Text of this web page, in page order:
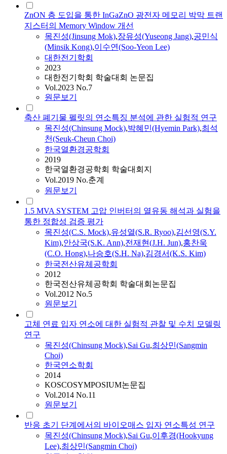
ZnON 층 도입을 통한 InGaZnO 광전자 메모리 박막 트랜
지스터의 Memory Window 개선
목진성(Jinsung Mok),장유성(Yuseong Jang),공민식
(Minsik Kong),이수연(Soo-Yeon Lee)
대한전기학회
2023
대한전기학회 학술대회 논문집
Vol.2023 No.7
원문보기
축산 폐기물 펠릿의 연소특징 분석에 관한 실험적 연구
목진성(Chinsung Mock),박혜민(Hyemin Park),최석
천(Seuk-Cheun Choi)
한국열환경공학회
2019
한국열환경공학회 학술대회지
Vol.2019 No.춘계
원문보기
1.5 MVA SYSTEM 고압 인버터의 열유동 해석과 실험을
통한 정합성 검증 평가
목진성(C.S. Mock),유성열(S.R. Ryoo),김선영(S.Y.
Kim),안상국(S.K. Ann),전재현(J.H. Jun),홍찬욱
(C.O. Hong),나승호(S.H. Na),김경서(K.S. Kim)
한국전산유체공학회
2012
한국전산유체공학회 학술대회논문집
Vol.2012 No.5
원문보기
고체 연료 입자 연소에 대한 실험적 관찰 및 수치 모델링
연구
목진성(Chinsung Mock),Sai Gu,최상민(Sangmin
Choi)
한국연소학회
2014
KOSCOSYMPOSIUM논문집
Vol.2014 No.11
원문보기
반응 초기 단계에서의 바이오매스 입자 연소특성 연구
목진성(Chinsung Mock),Sai Gu,이후경(Hookyung
Lee),최상민(Sangmin Choi)